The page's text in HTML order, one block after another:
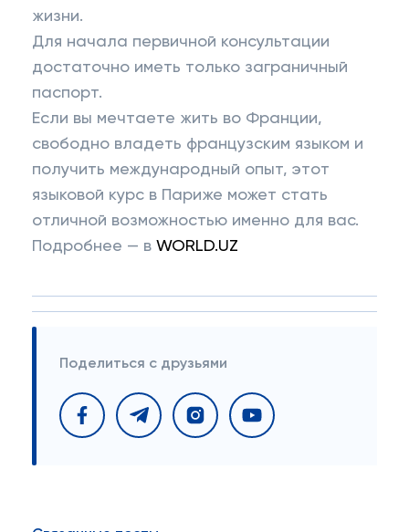
жизни.
Для начала первичной консультации
достаточно иметь только заграничный
паспорт.
Если вы мечтаете жить во Франции,
свободно владеть французским языком и
получить международный опыт, этот
языковой курс в Париже может стать
отличной возможностью именно для вас.
Подробнее — в WORLD.UZ
Поделиться с друзьями